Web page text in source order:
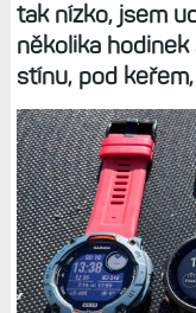
tak nízko, jsem
několika hodinek
stínu, pod